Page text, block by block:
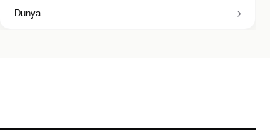
Dunya